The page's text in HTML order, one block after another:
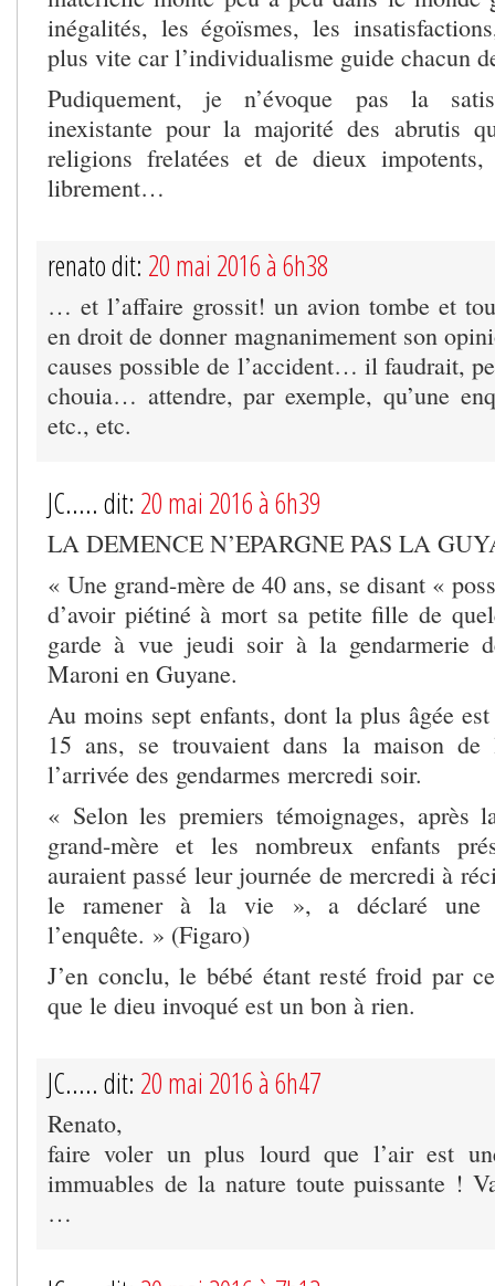
inégalités, les égoïsmes, les
plus vite car l’individualisme guide chacun
Pudiquement, je n’évoque pas la
inexistante pour la majorité des abrutis
religions frelatées et de dieux
librement…
renato dit: 20 mai 2016 à 6h38
… et l’affaire grossit! un avion tombe et
en droit de donner magnanimement son
causes possible de l’accident… il faudrait,
chouia… attendre, par exemple, qu’une
etc., etc.
JC..... dit: 20 mai 2016 à 6h39
LA DEMENCE N’EPARGNE PAS LA
« Une grand-mère de 40 ans, se disant «
d’avoir piétiné à mort sa petite fille de
garde à vue jeudi soir à la gendarmerie
Maroni en Guyane.
Au moins sept enfants, dont la plus âgée
15 ans, se trouvaient dans la maison de
l’arrivée des gendarmes mercredi soir.
« Selon les premiers témoignages, après
grand-mère et les nombreux enfants
auraient passé leur journée de mercredi à
le ramener à la vie », a déclaré une
l’enquête. » (Figaro)
J’en conclu, le bébé étant resté froid par
que le dieu invoqué est un bon à rien.
JC..... dit: 20 mai 2016 à 6h47
Renato,
faire voler un plus lourd que l’air est
immuables de la nature toute puissante !
…